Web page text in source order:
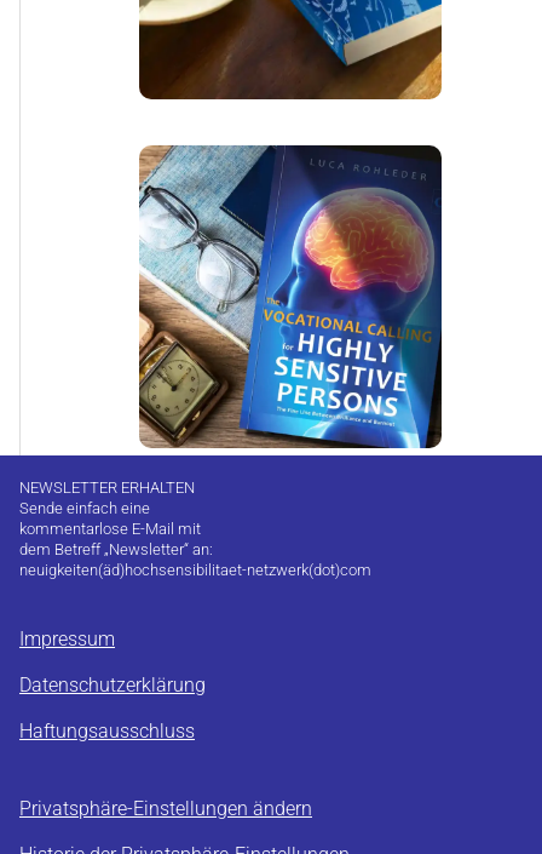
NEWSLETTER ERHALTEN
Sende einfach eine
kommentarlose E-Mail mit
dem Betreff „Newsletter“ an:
neuigkeiten(äd)hochsensibilitaet-netzwerk(dot)com
Impressum
Datenschutzerklärung
Haftungsausschluss
Privatsphäre-Einstellungen ändern